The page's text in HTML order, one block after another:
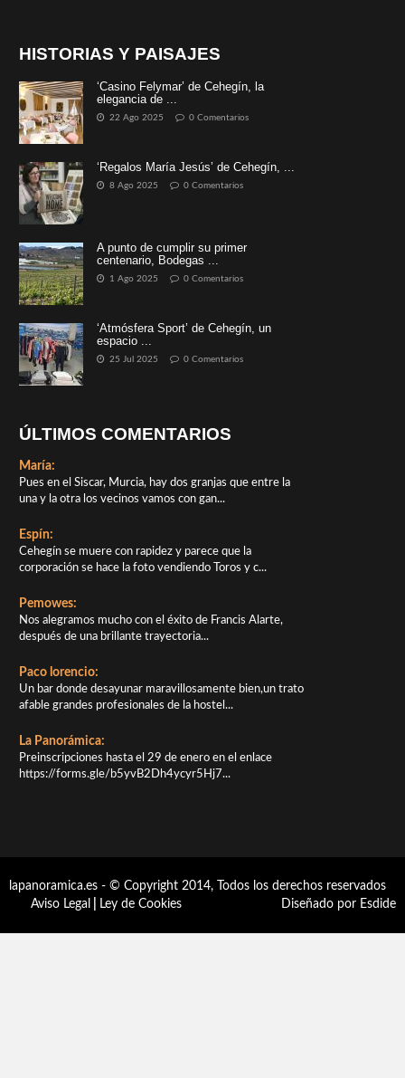
HISTORIAS Y PAISAJES
‘Casino Felymar’ de Cehegín, la
elegancia de ...
22 Ago 2025 0 Comentarios
‘Regalos María Jesús’ de Cehegín, ...
8 Ago 2025 0 Comentarios
A punto de cumplir su primer
centenario, Bodegas ...
1 Ago 2025 0 Comentarios
‘Atmósfera Sport’ de Cehegín, un
espacio ...
25 Jul 2025 0 Comentarios
ÚLTIMOS COMENTARIOS
María:
Pues en el Siscar, Murcia, hay dos granjas que entre la
una y la otra los vecinos vamos con gan...
Espín:
Cehegín se muere con rapidez y parece que la
corporación se hace la foto vendiendo Toros y c...
Pemowes:
Nos alegramos mucho con el éxito de Francis Alarte,
después de una brillante trayectoria...
Paco lorencio:
Un bar donde desayunar maravillosamente bien,un trato
afable grandes profesionales de la hostel...
La Panorámica:
Preinscripciones hasta el 29 de enero en el enlace
https://forms.gle/b5yvB2Dh4ycyr5Hj7...
lapanoramica.es - © Copyright 2014, Todos los derechos reservados
Aviso Legal
Ley de Cookies Diseñado por Esdide